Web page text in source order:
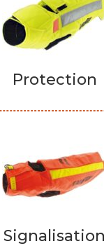
Protection
Signalisation